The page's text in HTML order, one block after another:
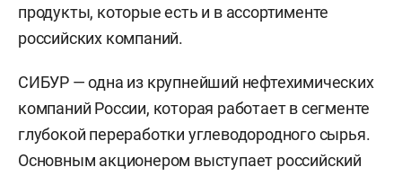
продукты, которые есть и в ассортименте
российских компаний.
СИБУР — одна из крупнейший нефтехимических
компаний России, которая работает в сегменте
глубокой переработки углеводородного сырья.
Основным акционером выступает российский